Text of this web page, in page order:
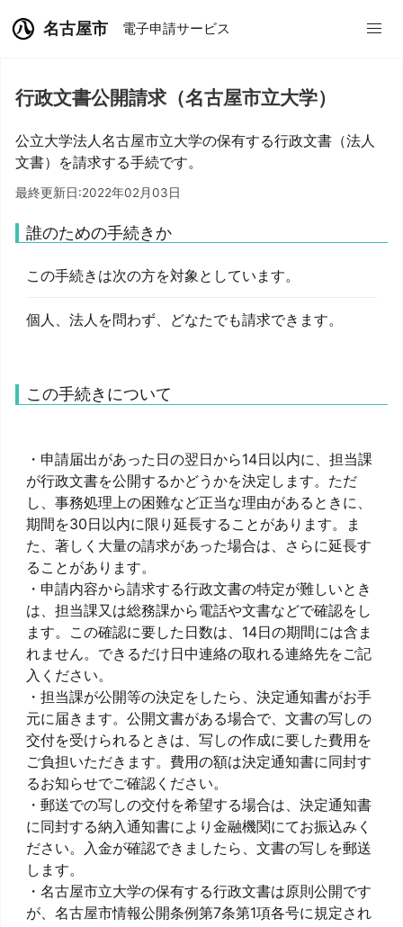
名古屋市 電子申請サービス
行政文書公開請求（名古屋市立大学）
公立大学法人名古屋市立大学の保有する行政文書（法人
文書）を請求する手続です。
最終更新日:2022年02月03日
誰のための手続きか
この手続きは次の方を対象としています。
個人、法人を問わず、どなたでも請求できます。
この手続きについて
・申請届出があった日の翌日から14日以内に、担当課
が行政文書を公開するかどうかを決定します。ただ
し、事務処理上の困難など正当な理由があるときに、
期間を30日以内に限り延長することがあります。ま
た、著しく大量の請求があった場合は、さらに延長す
ることがあります。
・申請内容から請求する行政文書の特定が難しいとき
は、担当課又は総務課から電話や文書などで確認をし
ます。この確認に要した日数は、14日の期間には含ま
れません。できるだけ日中連絡の取れる連絡先をご記
入ください。
・担当課が公開等の決定をしたら、決定通知書がお手
元に届きます。公開文書がある場合で、文書の写しの
交付を受けられるときは、写しの作成に要した費用を
ご負担いただきます。費用の額は決定通知書に同封す
るお知らせでご確認ください。
・郵送での写しの交付を希望する場合は、決定通知書
に同封する納入通知書により金融機関にてお振込みく
ださい。入金が確認できましたら、文書の写しを郵送
します。
・名古屋市立大学の保有する行政文書は原則公開です
が、名古屋市情報公開条例第7条第1項各号に規定され